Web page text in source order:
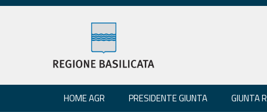
HOME AGR PRESIDENTE GIUNTA GIUNTA